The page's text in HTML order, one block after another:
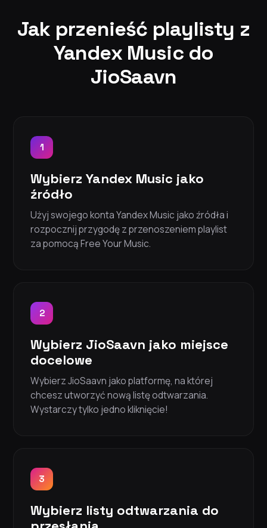
Jak przenieść playlisty z
Yandex Music do
JioSaavn
1
Wybierz Yandex Music jako
źródło
Użyj swojego konta Yandex Music jako źródła i
rozpocznij przygodę z przenoszeniem playlist
za pomocą Free Your Music.
2
Wybierz JioSaavn jako miejsce
docelowe
Wybierz JioSaavn jako platformę, na której
chcesz utworzyć nową listę odtwarzania.
Wystarczy tylko jedno kliknięcie!
3
Wybierz listy odtwarzania do